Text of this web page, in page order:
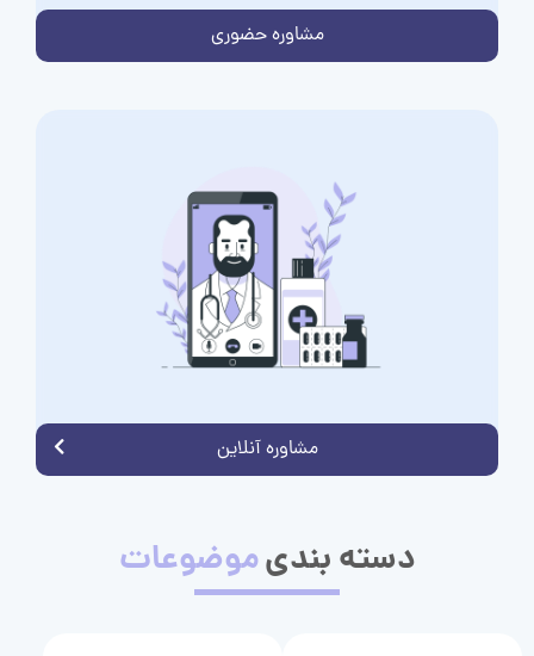
مشاوره حضوری
مشاوره آنلاین
دسته بندیموضوعات